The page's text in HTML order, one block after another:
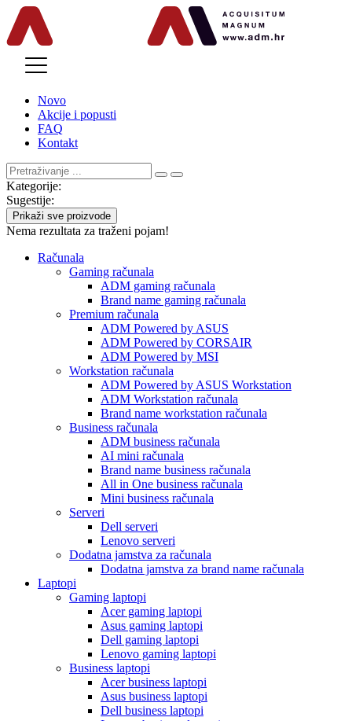
Novo
Akcije i popusti
FAQ
Kontakt
Kategorije:
Sugestije:
Prikaži sve proizvode
Nema rezultata za traženi pojam!
Računala
Gaming računala
ADM gaming računala
Brand name gaming računala
Premium računala
ADM Powered by ASUS
ADM Powered by CORSAIR
ADM Powered by MSI
Workstation računala
ADM Powered by ASUS Workstation
ADM Workstation računala
Brand name workstation računala
Business računala
ADM business računala
AI mini računala
Brand name business računala
All in One business računala
Mini business računala
Serveri
Dell serveri
Lenovo serveri
Dodatna jamstva za računala
Dodatna jamstva za brand name računala
Laptopi
Gaming laptopi
Acer gaming laptopi
Asus gaming laptopi
Dell gaming laptopi
Lenovo gaming laptopi
Business laptopi
Acer business laptopi
Asus business laptopi
Dell business laptopi